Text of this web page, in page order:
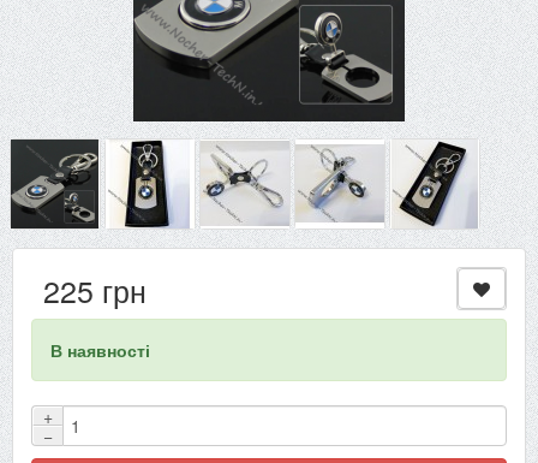
225 грн
В наявності
+
−